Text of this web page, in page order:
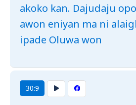
akoko kan. Dajudaju
awon eniyan ma ni
ipade Oluwa won
30:9